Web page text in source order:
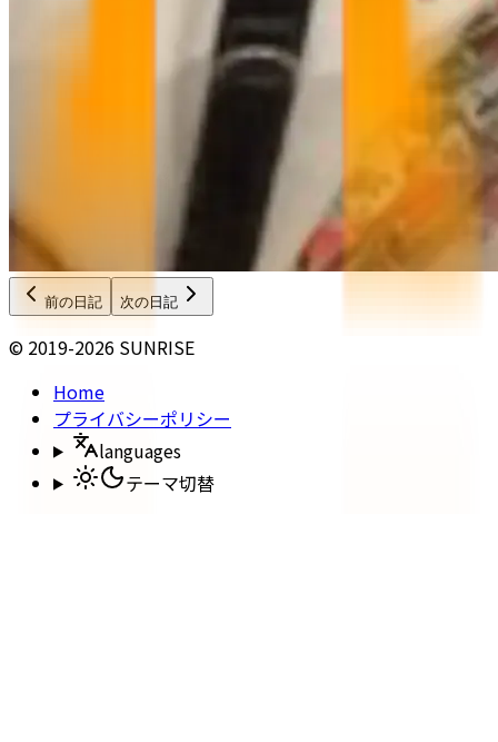
前の日記 次の日記
© 2019-2026 SUNRISE
Home
プライバシーポリシー
languages
テーマ切替